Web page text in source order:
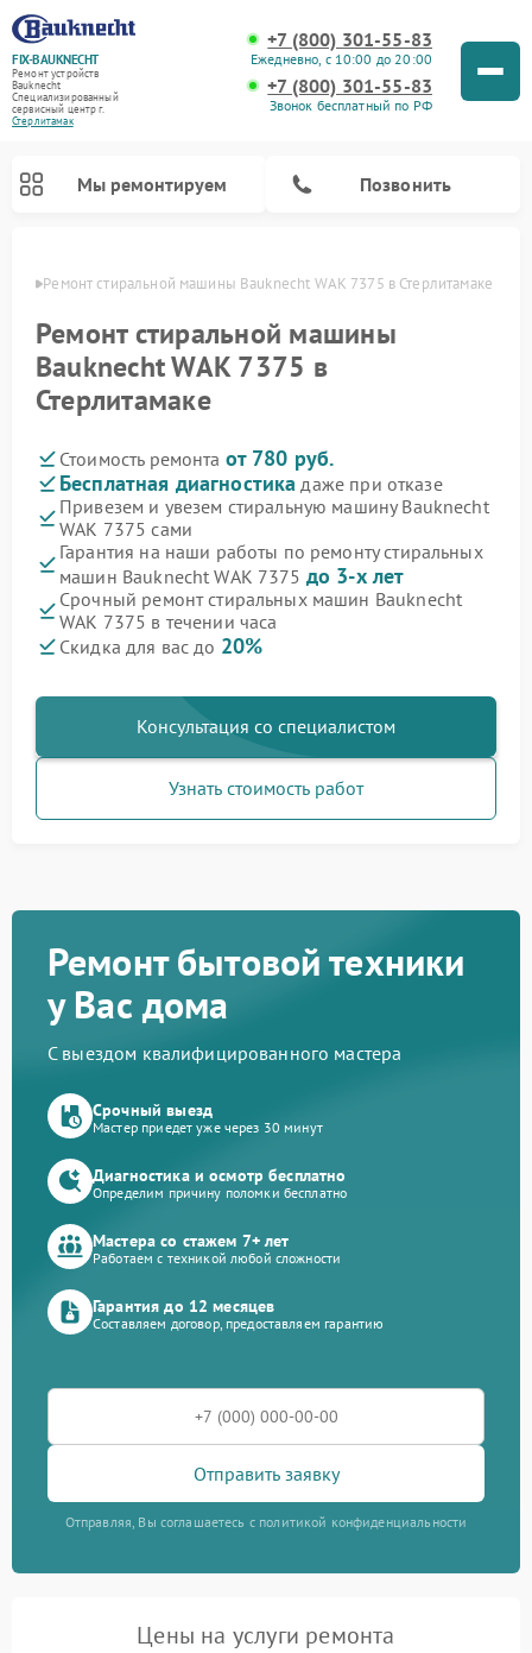
FIX-BAUKNECHT
Ремонт устройств
Bauknecht
Специализированный
cервисный центр г.
Стерлитамак
+7 (800) 301-55-83
Ежедневно, с 10:00 до 20:00
+7 (800) 301-55-83
Звонок бесплатный по РФ
Мы ремонтируем Позвонить
Ремонт стиральной машины Bauknecht WAK 7375 в Стерлитамаке
Ремонт стиральной машины
Bauknecht WAK 7375 в
Стерлитамаке
Стоимость ремонта от 780 руб.
Бесплатная диагностика даже при отказе
Привезем и увезем стиральную машину Bauknecht
WAK 7375 сами
Гарантия на наши работы по ремонту стиральных
машин Bauknecht WAK 7375 до 3-х лет
Срочный ремонт стиральных машин Bauknecht
WAK 7375 в течении часа
Скидка для вас до 20%
Консультация со специалистом
Узнать стоимость работ
Ремонт бытовой техники
у Вас дома
С выездом квалифицированного мастера
Срочный выезд
Мастер приедет уже через 30 минут
Диагностика и осмотр бесплатно
Определим причину поломки бесплатно
Мастера со стажем 7+ лет
Работаем с техникой любой сложности
Гарантия до 12 месяцев
Составляем договор, предоставляем гарантию
Отправить заявку
Отправляя, Вы соглашаетесь с политикой конфиденциальности
Цены на услуги ремонта